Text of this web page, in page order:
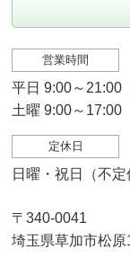
営業時間
平日 9:00～21:00
土曜 9:00～17:00
定休日
日曜・祝日（不
〒340-0041
埼玉県草加市松